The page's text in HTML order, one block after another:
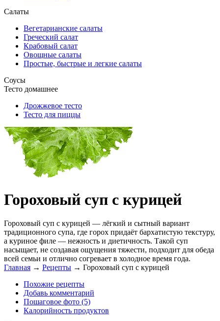
Салаты
Вегетарианские салаты
Греческий салат
Крабовый салат
Овощные салаты
Простые, быстрые и легкие салаты
Соусы
Тесто домашнее
Дрожжевое тесто
Тесто для пиццы
Гороховый суп с курицей
Гороховый суп с курицей — лёгкий и сытный вариант
традиционного супа, где горох придаёт бархатистую текстуру,
а куриное филе — нежность и диетичность. Такой суп
насыщает, не создавая ощущения тяжести, подходит для обеда
всей семьи и отлично согревает в холодное время года.
Главная → Рецепты → Гороховый суп с курицей
Похожие рецепты
Добавь комментарий
Пошаговое фото (5)
Калорийность продуктов